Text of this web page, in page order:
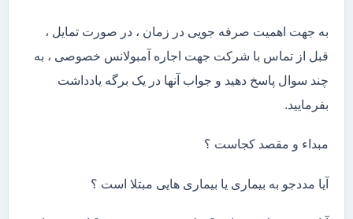
به جهت اهمیت صرفه جویی در زمان ، در صورت تمایل ،
قبل از تماس با شرکت جهت اجاره آمبولانس خصوصی ، به
چند سوال پاسخ دهید و جواب آنها در یک برگه یادداشت
بفرمایید.
مبداء و مقصد کجاست ؟
آیا مددجو به بیماری یا بیماری هایی مبتلا است ؟